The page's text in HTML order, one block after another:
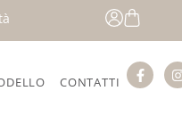
CONTATTI